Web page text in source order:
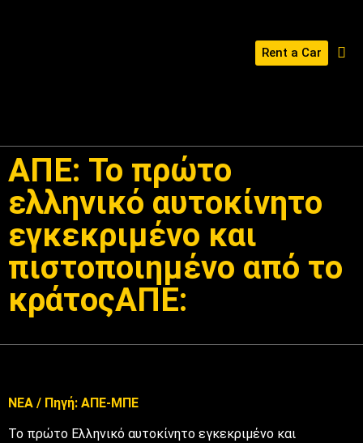
Rent a Car
ΑΠΕ: Το πρώτο
ελληνικό αυτοκίνητο
εγκεκριμένο και
πιστοποιημένο από το
κράτοςΑΠΕ:
ΝΕΑ / Πηγή: ΑΠΕ-ΜΠΕ
Το πρώτο Ελληνικό αυτοκίνητο εγκεκριμένο και